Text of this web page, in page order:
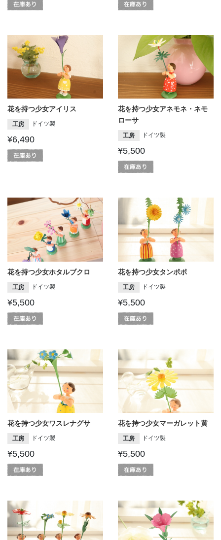
花を持つ少女アイリス
工房 ドイツ製
¥6,490
花を持つ少女アネモネ・ネモ
ローサ
工房 ドイツ製
¥5,500
花を持つ少女ホタルブクロ
工房 ドイツ製
¥5,500
花を持つ少女タンポポ
工房 ドイツ製
¥5,500
花を持つ少女ワスレナグサ
工房 ドイツ製
¥5,500
花を持つ少女マーガレット黄
工房 ドイツ製
¥5,500